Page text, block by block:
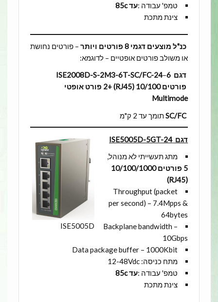
טמפ' עבודה :עד 85c
צינת מתכת
כנ"ל מוצעים דגמי 8 פורטים ויותר
– פורטים נחושת
או משולב פורטים אופטיים – לדוגמא:
דגם ISE2008D-S-2M3-6T-SC/FC-24
–6
פורטים 10/100 (RJ45) +2 פורט אופטי
Multimode
SC/FC
תומך עד 2 ק"מ
ISE5005D
דגם ISE5005D-5GT-24
מתג תעשייתי לא מנוהל,
5 פורטים 10/100/1000
(RJ45)
Throughput (packet
per second) – 7.4Mpps &
64bytes
Backplane bandwidth –
10Gbps
Data package buffer – 1000Kbit
מתח כניסה: 12-48Vdc
טמפ' עבודה :עד 85c
צינת מתכת